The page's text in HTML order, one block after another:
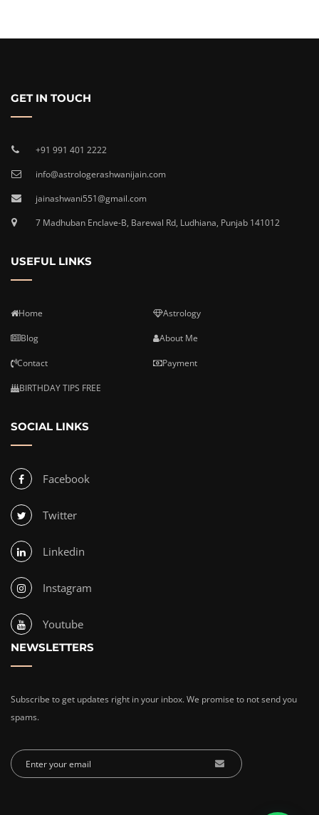
GET IN TOUCH
+91 991 401 2222
info@astrologerashwanijain.com
jainashwani551@gmail.com
7 Madhuban Enclave-B, Barewal Rd, Ludhiana, Punjab 141012
USEFUL LINKS
Home Astrology
Blog About Me
Contact Payment
BIRTHDAY TIPS FREE
SOCIAL LINKS
Facebook
Twitter
Linkedin
Instagram
Youtube
NEWSLETTERS
Subscribe to get updates right in your inbox. We promise to not send you
spams.